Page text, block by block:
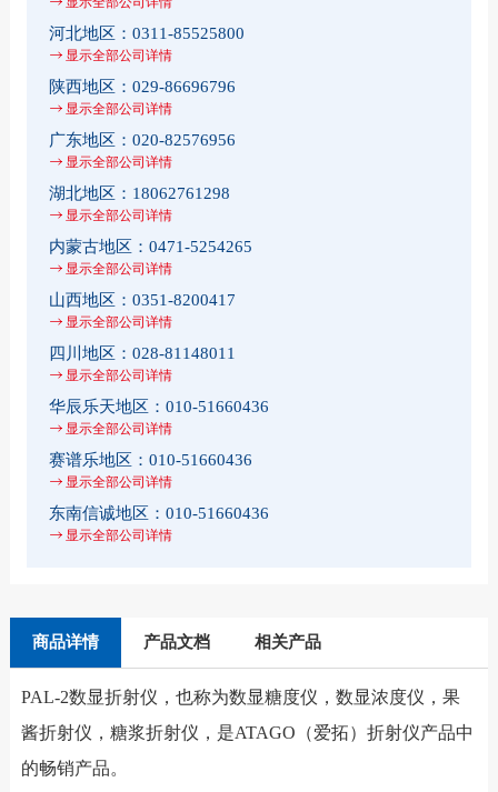
河北地区： 0311-85525800
显示全部公司详情
陕西地区： 029-86696796
显示全部公司详情
广东地区： 020-82576956
显示全部公司详情
湖北地区： 18062761298
显示全部公司详情
内蒙古地区： 0471-5254265
显示全部公司详情
山西地区： 0351-8200417
显示全部公司详情
四川地区： 028-81148011
显示全部公司详情
华辰乐天地区： 010-51660436
显示全部公司详情
赛谱乐地区： 010-51660436
显示全部公司详情
东南信诚地区： 010-51660436
显示全部公司详情
商品详情 产品文档 相关产品
PAL-2数显折射仪，也称为数显糖度仪，数显浓度仪，果
酱折射仪，糖浆折射仪，是ATAGO（爱拓）折射仪产品中
的畅销产品。